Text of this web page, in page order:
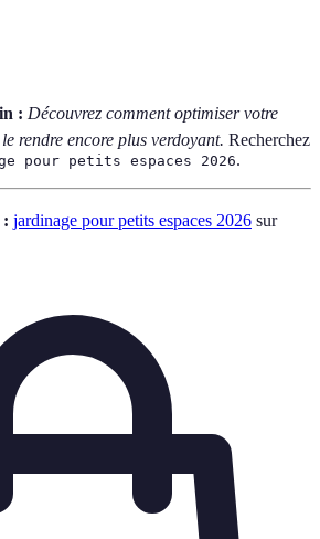
: Découvrez comment optimiser votre
rendre encore plus verdoyant. Recherchez
pour petits espaces 2026.
: jardinage pour petits espaces 2026 sur